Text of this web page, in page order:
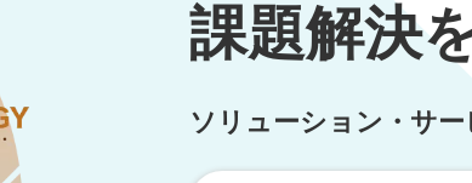
課題解決
ソリューション・サー